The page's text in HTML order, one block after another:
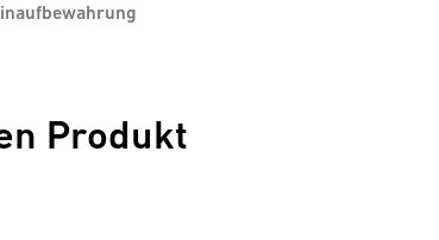
Produkt